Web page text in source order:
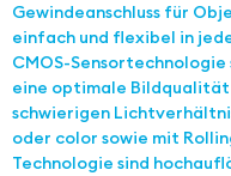
Gewindeanschluss für
einfach und flexibel in
CMOS-
eine optimale Bildqualität
schwierigen
oder color sowie mit
Technologie sind